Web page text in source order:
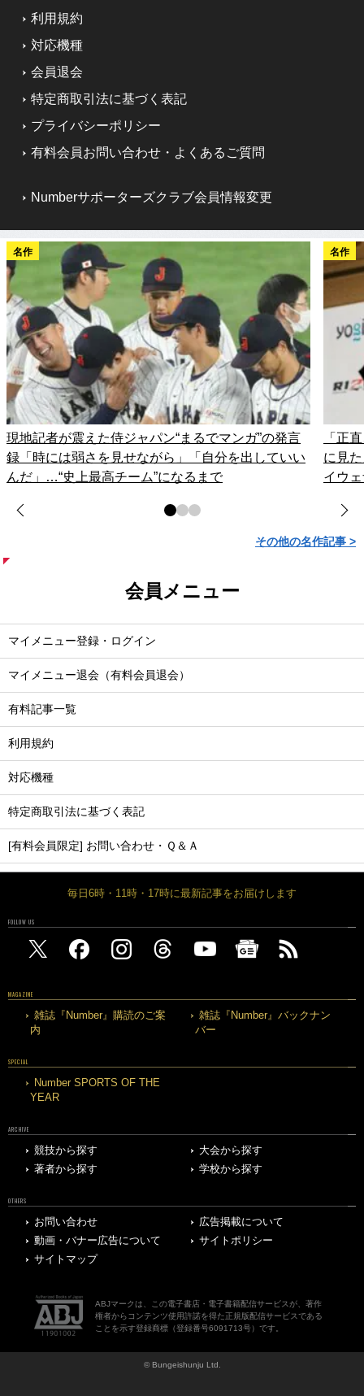
利用規約
対応機種
会員退会
特定商取引法に基づく表記
プライバシーポリシー
有料会員お問い合わせ・よくあるご質問
Numberサポーターズクラブ会員情報変更
名作
現地記者が震えた侍ジャパン“まるでマンガ”の発言
録「時には弱さを見せながら」「自分を出していい
んだ」…“史上最高チーム”になるまで
名作
「正
に見
イウ
その他の名作記事 >
会員メニュー
マイメニュー登録・ログイン
マイメニュー退会（有料会員退会）
有料記事一覧
利用規約
対応機種
特定商取引法に基づく表記
[有料会員限定] お問い合わせ・Ｑ＆Ａ
毎日6時・11時・17時に最新記事をお届けします
FOLLOW US
MAGAZINE
雑誌『Number』購読のご案
内
雑誌『Number』バックナン
バー
SPECIAL
Number SPORTS OF THE
YEAR
ARCHIVE
競技から探す
大会から探す
著者から探す
学校から探す
OTHERS
お問い合わせ
広告掲載について
動画・バナー広告について
サイトポリシー
サイトマップ
ABJマークは、この電子書店・電子書籍配信サービスが、著作
権者からコンテンツ使用許諾を得た正規版配信サービスである
ことを示す登録商標（登録番号6091713号）です。
© Bungeishunju Ltd.